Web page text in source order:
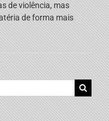
de violência, mas
de forma mais